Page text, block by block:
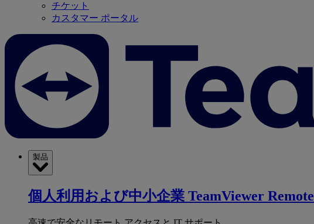
チケット
カスタマー ポータル
製品
個人利用および中小企業 TeamViewer Remote